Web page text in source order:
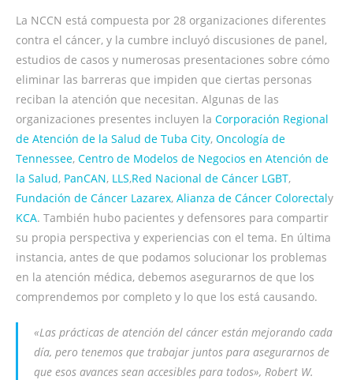
La NCCN está compuesta por 28 organizaciones diferentes
contra el cáncer, y la cumbre incluyó discusiones de panel,
estudios de casos y numerosas presentaciones sobre cómo
eliminar las barreras que impiden que ciertas personas
reciban la atención que necesitan. Algunas de las
organizaciones presentes incluyen la Corporación Regional
de Atención de la Salud de Tuba City, Oncología de
Tennessee, Centro de Modelos de Negocios en Atención de
la Salud, PanCAN, LLS,Red Nacional de Cáncer LGBT,
Fundación de Cáncer Lazarex, Alianza de Cáncer Colorectaly
KCA. También hubo pacientes y defensores para compartir
su propia perspectiva y experiencias con el tema. En última
instancia, antes de que podamos solucionar los problemas
en la atención médica, debemos asegurarnos de que los
comprendemos por completo y lo que los está causando.
«Las prácticas de atención del cáncer están mejorando cada
día, pero tenemos que trabajar juntos para asegurarnos de
que esos avances sean accesibles para todos», Robert W.